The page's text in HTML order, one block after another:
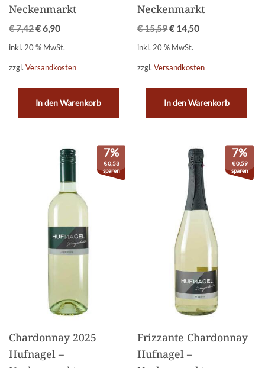
Neckenmarkt
€7,42€6,90
inkl. 20 % MwSt.
zzgl. Versandkosten
In den Warenkorb
Neckenmarkt
€15,59€ 14,50
inkl. 20 % MwSt.
zzgl.Versandkosten
In den Warenkorb
7%
€0,53
sparen
Chardonnay 2025
Hufnagel –
7%
€0,59
sparen
Frizzante Chardonnay
Hufnagel –